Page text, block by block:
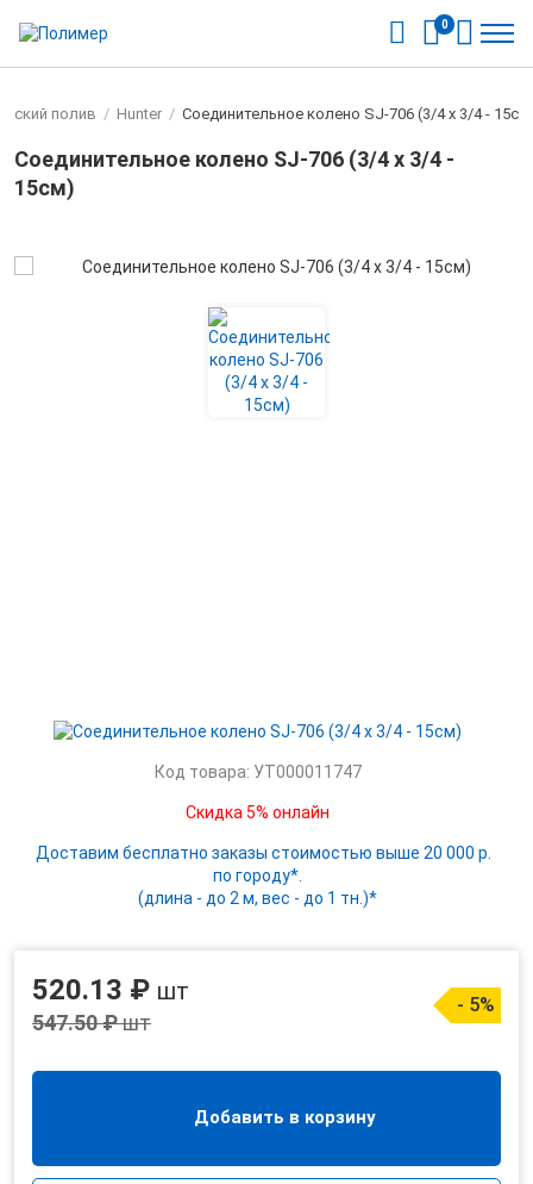
0
полив / Hunter / Соединительное колено SJ-706 (3/4 х 3/4 -
Соединительное колено SJ-706 (3/4 х 3/4 -
15см)
Код товара: УТ000011747
Скидка 5% онлайн
Доставим бесплатно заказы стоимостью выше 20 000 р.
по городу*.
(длина - до 2 м, вес - до 1 тн.)*
520.13 ₽ шт
547.50 ₽шт
- 5%
Добавить в корзину